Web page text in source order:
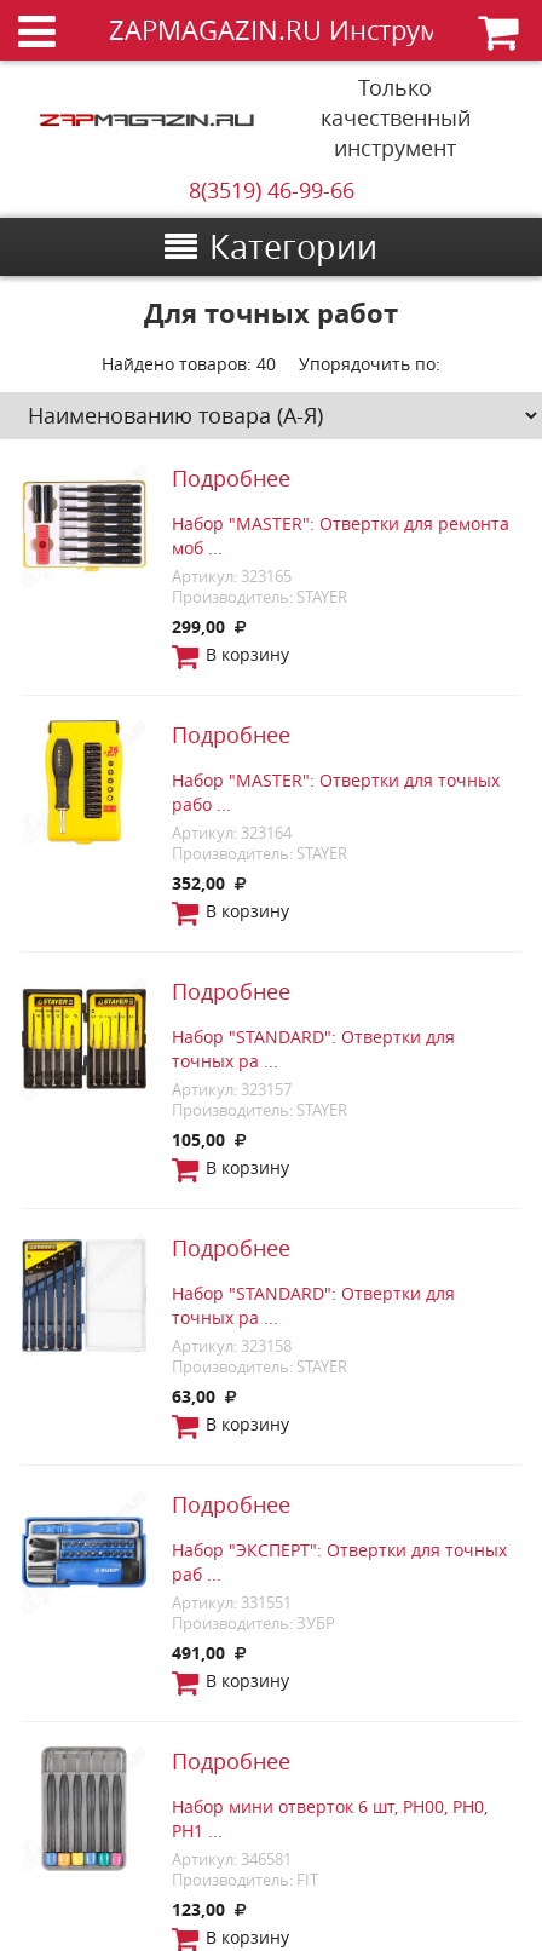
ZAPMAGAZIN.RU Инструменты
Только
качественный
инструмент
8(3519) 46-99-66
Категории
Для точных работ
Найдено товаров: 40 Упорядочить по:
Подробнее
Набор "MASTER": Отвертки для ремонта
моб ...
Артикул: 323165
Производитель: STAYER
299,00
В корзину
Подробнее
Набор "MASTER": Отвертки для точных
рабо ...
Артикул: 323164
Производитель: STAYER
352,00
В корзину
Подробнее
Набор "STANDARD": Отвертки для
точных ра ...
Артикул: 323157
Производитель: STAYER
105,00
В корзину
Подробнее
Набор "STANDARD": Отвертки для
точных ра ...
Артикул: 323158
Производитель: STAYER
63,00
В корзину
Подробнее
Набор "ЭКСПЕРТ": Отвертки для точных
раб ...
Артикул: 331551
Производитель: ЗУБР
491,00
В корзину
Подробнее
Набор мини отверток 6 шт, PH00, PH0,
PH1 ...
Артикул: 346581
Производитель: FIT
123,00
В корзину